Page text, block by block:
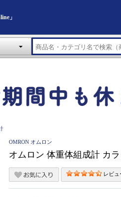
」
OMRON オムロン
オムロン 体重体組成計 カ
レビュ